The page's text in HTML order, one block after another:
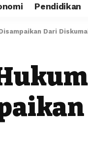
Pendidikan
Dari